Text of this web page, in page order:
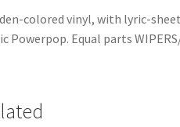
colored vinyl, with lyric-
Powerpop. Equal parts